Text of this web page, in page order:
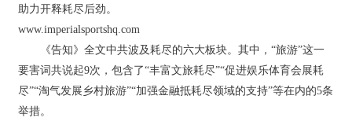
助力开释耗尽后劲。
www.imperialsportshq.com
《告知》全文中共波及耗尽的六大板块。其中，“旅游”这一
要害词共说起9次，包含了“丰富文旅耗尽”“促进娱乐体育会展耗
尽”“淘气发展乡村旅游”“加强金融抵耗尽领域的支持”等在内的5条
举措。